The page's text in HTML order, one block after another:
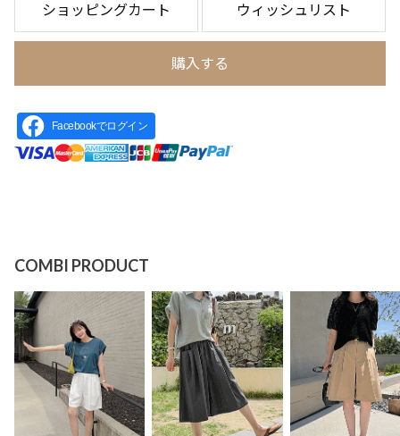
ショッピングカート ウィッシュリスト
購入する
Facebookでログイン
COMBI PRODUCT